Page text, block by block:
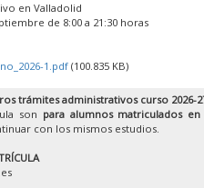
en Valladolid
de 8:00 a 21:30 horas
1.pdf(100.835 KB)
trámites administrativos curso 2026-
son para alumnos matriculados
con los mismos estudios.